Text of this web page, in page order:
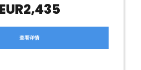
EUR2,435
查看详情